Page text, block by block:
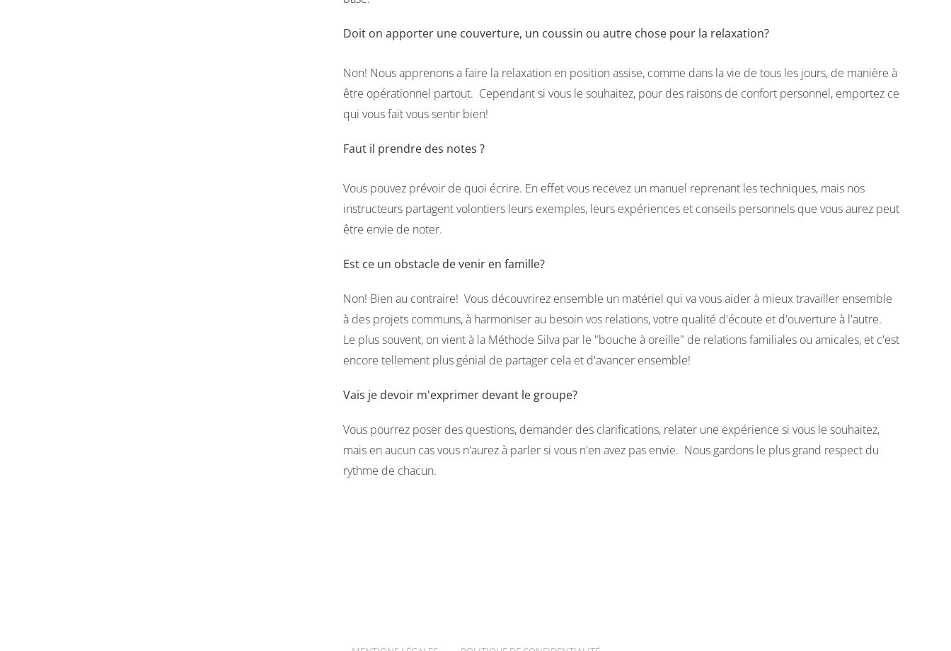
Doit on apporter une couverture, un coussin ou autre chose pour la relaxation?
Non! Nous apprenons a faire la relaxation en position assise, comme dans la vie de tous les jours, de manière à
être opérationnel partout. Cependant si vous le souhaitez, pour des raisons de confort personnel, emportez ce
qui vous fait vous sentir bien!
Faut il prendre des notes ?
Vous pouvez prévoir de quoi écrire. En effet vous recevez un manuel reprenant les techniques, mais nos
instructeurs partagent volontiers leurs exemples, leurs expériences et conseils personnels que vous aurez peut
être envie de noter.
Est ce un obstacle de venir en famille?
Non! Bien au contraire! Vous découvrirez ensemble un matériel qui va vous aider à mieux travailler ensemble
à des projets communs, à harmoniser au besoin vos relations, votre qualité d'écoute et d'ouverture à l'autre.
Le plus souvent, on vient à la Méthode Silva par le "bouche à oreille" de relations familiales ou amicales, et c'est
encore tellement plus génial de partager cela et d'avancer ensemble!
Vais je devoir m'exprimer devant le groupe?
Vous pourrez poser des questions, demander des clarifications, relater une expérience si vous le souhaitez,
mais en aucun cas vous n'aurez à parler si vous n'en avez pas envie. Nous gardons le plus grand respect du
rythme de chacun.